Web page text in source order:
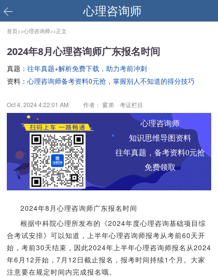
心理咨询师
首页>>心理咨询师>>正文
2024年8月心理咨询师广东报名时间
真题： 往年真题+解析免费下载，助力考前冲刺
资料： 心理咨询师备考资料0元抢，掌握别人不知道的得分技巧
Oct 4, 2024 4:22:01 AM 作者： 窗弟 考证栏目
心理咨询师
知识思维导图资料
往年真题，备考资料0元抢
免费领取
2024年8月心理咨询师广东报名时间
根据中科院心理所发布的《2024年度心理咨询基础项目综
合考试安排》可以知道，上半年心理咨询师报考从考前60天开
始，考前30天结束，因此2024年上半年心理咨询师报名从2024
年6月12开始，7月12日截止报名，报考时间持续1个月。大家
注意要在规定时间内完成报名哦。